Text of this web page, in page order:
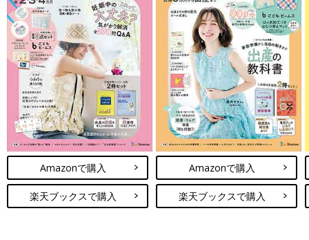
Amazonで購入
楽天ブックスで購入
Amazonで購入
楽天ブックスで購入